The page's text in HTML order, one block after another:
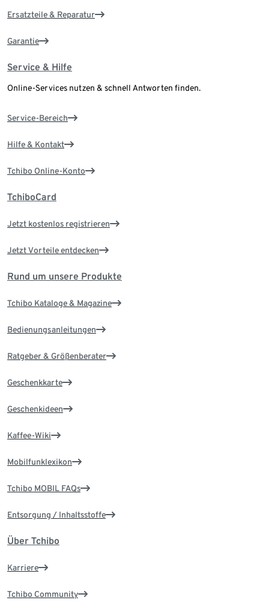
Ersatzteile & Reparatur
Garantie
Service & Hilfe
Online-Services nutzen & schnell Antworten finden.
Service-Bereich
Hilfe & Kontakt
Tchibo Online-Konto
TchiboCard
Jetzt kostenlos registrieren
Jetzt Vorteile entdecken
Rund um unsere Produkte
Tchibo Kataloge & Magazine
Bedienungsanleitungen
Ratgeber & Größenberater
Geschenkkarte
Geschenkideen
Kaffee-Wiki
Mobilfunklexikon
Tchibo MOBIL FAQs
Entsorgung / Inhaltsstoffe
Über Tchibo
Karriere
Tchibo Community